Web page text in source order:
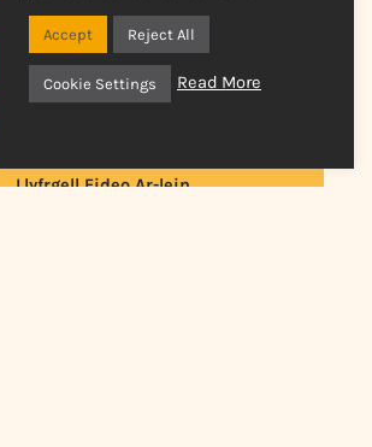
Yn ôl i Newyddion
Llyfrgell Fideo Ar-lein
Accept Reject All
Cookie Settings Read More